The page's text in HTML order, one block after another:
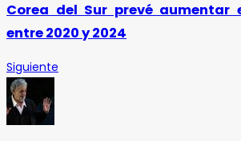
Corea del Sur prevé
entre 2020 y 2024
Siguiente